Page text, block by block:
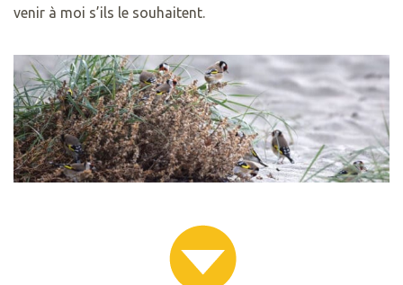
venir à moi s’ils le souhaitent.